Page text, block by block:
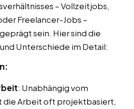
– Vollzeitjobs,
Freelancer-Jobs –
sein. Hier sind die
Unterschiede im Detail:
: Unabhängig vom
die Arbeit oft projektbasiert,